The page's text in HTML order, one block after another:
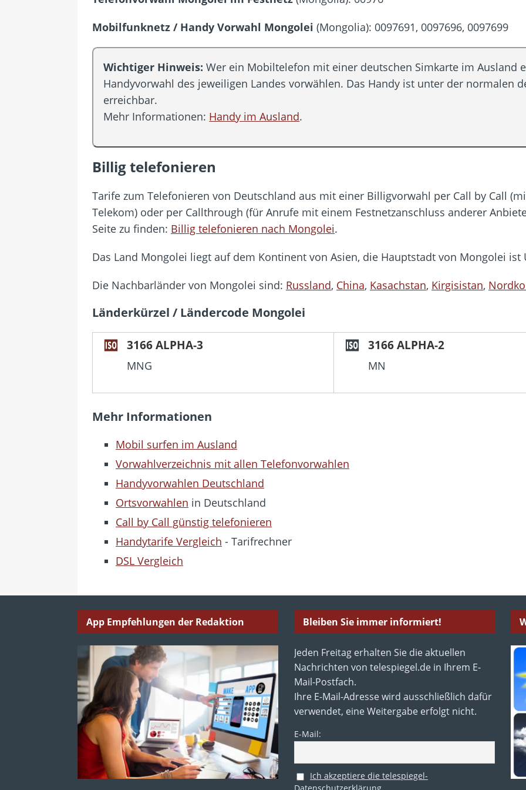
Samsung Galaxy Z Fold 8 & Fold 8 Ultra – Das sind die neuen Modelle
[ 21. Juli 2026 ]
Wichtiges BGH-Urteil – Verbraucherrechte bei Online-Kündigung gestärkt
[ 7. August 2026 ] DSL-Ende rückt näher – Viele setzen trotzdem immer noch auf Kupfernetz
Mobilfunknetz / Handy Vorwahl Mongolei (Mongolia): 0097691, 0097696, 0097699
Wichtiger Hinweis: Wer ein Mobiltelefon mit einer deutschen Simkarte im Ausland
Handyvorwahl des jeweiligen Landes vorwählen. Das Handy ist unter der normalen
erreichbar.
Mehr Informationen: Handy im Ausland.
Billig telefonieren
Tarife zum Telefonieren von Deutschland aus mit einer Billigvorwahl per Call by Call
Telekom) oder per Callthrough (für Anrufe mit einem Festnetzanschluss anderer
Seite zu finden: Billig telefonieren nach Mongolei.
Das Land Mongolei liegt auf dem Kontinent von Asien, die Hauptstadt von Mongolei ist
Die Nachbarländer von Mongolei sind: Russland, China, Kasachstan, Kirgisistan,
Länderkürzel / Ländercode Mongolei
3166 ALPHA-3
MNG
3166 ALPHA-2
MN
Mehr Informationen
Mobil surfen im Ausland
Vorwahlverzeichnis mit allen Telefonvorwahlen
Handyvorwahlen Deutschland
Ortsvorwahlen in Deutschland
Call by Call günstig telefonieren
Handytarife Vergleich - Tarifrechner
DSL Vergleich
App Empfehlungen der Redaktion Bleiben Sie immer informiert!
Jeden Freitag erhalten Sie die aktuellen
Nachrichten von telespiegel.de in Ihrem E-
Mail-Postfach.
Ihre E-Mail-Adresse wird ausschließlich dafür
verwendet, eine Weitergabe erfolgt nicht.
E-Mail:
Ich akzeptiere die telespiegel-